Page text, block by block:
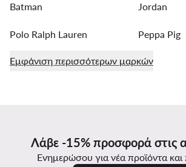
Batman Jordan
Polo Ralph Lauren Peppa Pig
Εμφάνιση περισσότερων μαρκών
Λάβε -15% προσφορά στις
Ενημερώσου για νέα προϊόντα